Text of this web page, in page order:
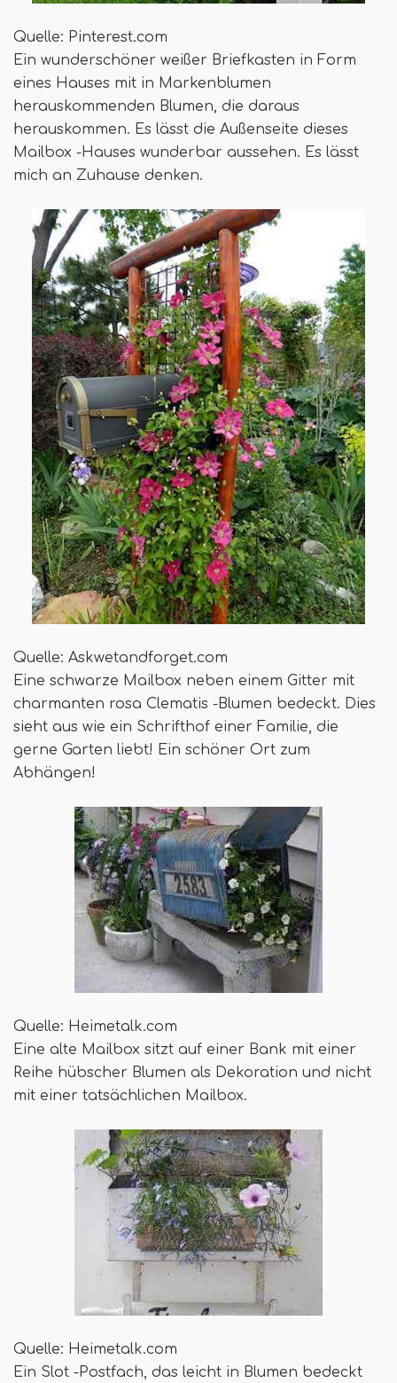
Quelle: Pinterest.com
Ein wunderschöner weißer Briefkasten in Form
eines Hauses mit in Markenblumen
herauskommenden Blumen, die daraus
herauskommen. Es lässt die Außenseite dieses
Mailbox -Hauses wunderbar aussehen. Es lässt
mich an Zuhause denken.
Quelle: Askwetandforget.com
Eine schwarze Mailbox neben einem Gitter mit
charmanten rosa Clematis -Blumen bedeckt. Dies
sieht aus wie ein Schrifthof einer Familie, die
gerne Garten liebt! Ein schöner Ort zum
Abhängen!
Quelle: Heimetalk.com
Eine alte Mailbox sitzt auf einer Bank mit einer
Reihe hübscher Blumen als Dekoration und nicht
mit einer tatsächlichen Mailbox.
Quelle: Heimetalk.com
Ein Slot -Postfach, das leicht in Blumen bedeckt